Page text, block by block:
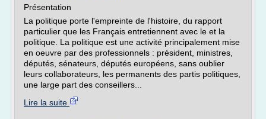
Présentation
La politique porte l'empreinte de l'histoire, du rapport
particulier que les Français entretiennent avec le et la
politique. La politique est une activité principalement mise
en oeuvre par des professionnels : président, ministres,
députés, sénateurs, députés européens, sans oublier
leurs collaborateurs, les permanents des partis politiques,
une large part des conseillers...
Lire la suite